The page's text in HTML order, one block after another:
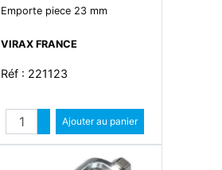
Emporte piece 23 mm
VIRAX FRANCE
Réf : 221123
Quantité
Augmenter quantité
Diminuer quantité
Ajouter au panier